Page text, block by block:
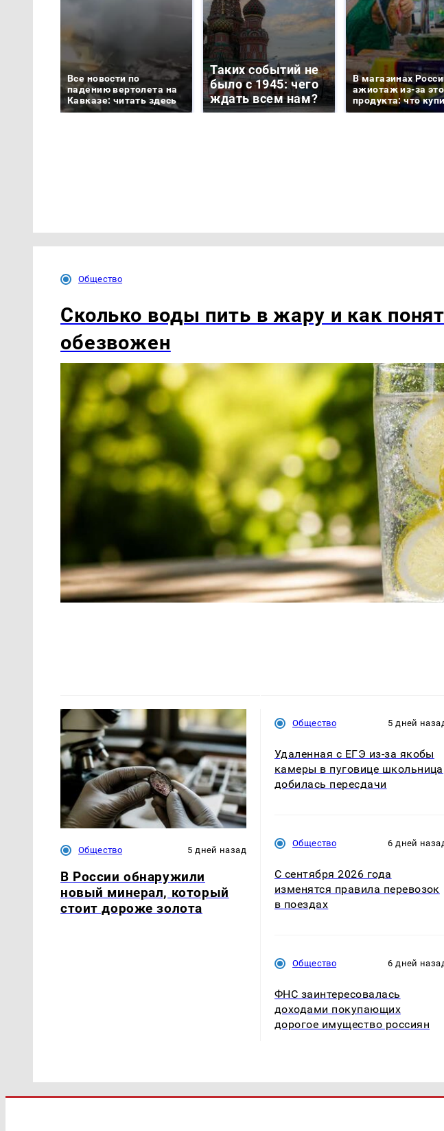
Все новости по
падению вертолета на
Кавказе: читать здесь
Таких событий не
было с 1945: чего
ждать всем нам?
В магазинах
ажиотаж из-за
продукта: что
Общество
Сколько воды пить в жару и как
обезвожен
Общество 5 дней назад
В России обнаружили
новый минерал, который
стоит дороже золота
Общество 5 дней
Удаленная с ЕГЭ из-за якобы
камеры в пуговице школьница
добилась пересдачи
Общество 6 дней
С сентября 2026 года
изменятся правила перевозок
в поездах
Общество 6 дней
ФНС заинтересовалась
доходами покупающих
дорогое имущество россиян